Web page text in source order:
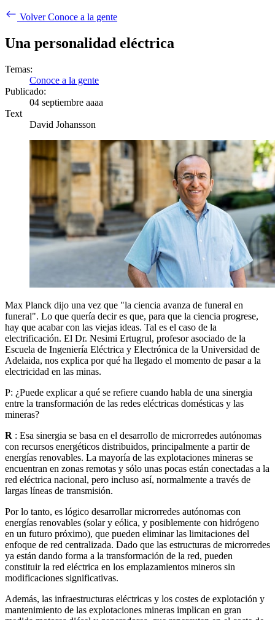
Volver Conoce a la gente
Una personalidad eléctrica
Temas:
Conoce a la gente
Publicado:
04 septiembre aaaa
Text
David Johansson
Max Planck dijo una vez que "la ciencia avanza de funeral en
funeral". Lo que quería decir es que, para que la ciencia progrese,
hay que acabar con las viejas ideas. Tal es el caso de la
electrificación. El Dr. Nesimi Ertugrul, profesor asociado de la
Escuela de Ingeniería Eléctrica y Electrónica de la Universidad de
Adelaida, nos explica por qué ha llegado el momento de pasar a la
electricidad en las minas.
P: ¿Puede explicar a qué se refiere cuando habla de una sinergia
entre la transformación de las redes eléctricas domésticas y las
mineras?
R : Esa sinergia se basa en el desarrollo de microrredes autónomas
con recursos energéticos distribuidos, principalmente a partir de
energías renovables. La mayoría de las explotaciones mineras se
encuentran en zonas remotas y sólo unas pocas están conectadas a la
red eléctrica nacional, pero incluso así, normalmente a través de
largas líneas de transmisión.
Por lo tanto, es lógico desarrollar microrredes autónomas con
energías renovables (solar y eólica, y posiblemente con hidrógeno
en un futuro próximo), que pueden eliminar las limitaciones del
enfoque de red centralizada. Dado que las estructuras de microrredes
ya están dando forma a la transformación de la red, pueden
constituir la red eléctrica en los emplazamientos mineros sin
modificaciones significativas.
Además, las infraestructuras eléctricas y los costes de explotación y
mantenimiento de las explotaciones mineras implican en gran